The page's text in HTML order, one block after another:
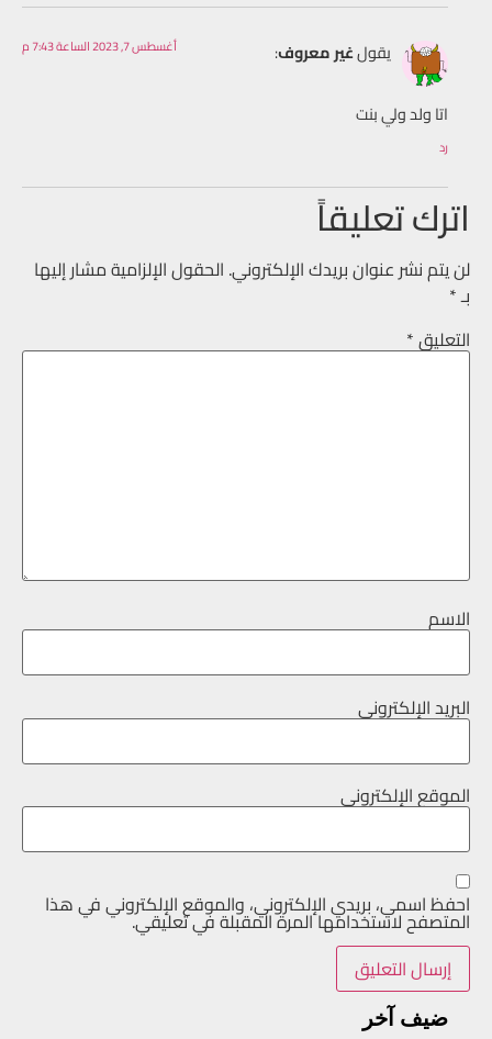
يقولغير معروف: أغسطس 7, 2023 الساعة 7:43 م
اتا ولد ولي بنت
رد
اترك تعليقاً
لن يتم نشر عنوان بريدك الإلكتروني. الحقول الإلزامية مشار إليها
بـ*
التعليق*
الاسم
البريد الإلكتروني
الموقع الإلكتروني
احفظ اسمي، بريدي الإلكتروني، والموقع الإلكتروني في هذا
المتصفح لاستخدامها المرة المقبلة في تعليقي.
ضيف آخر